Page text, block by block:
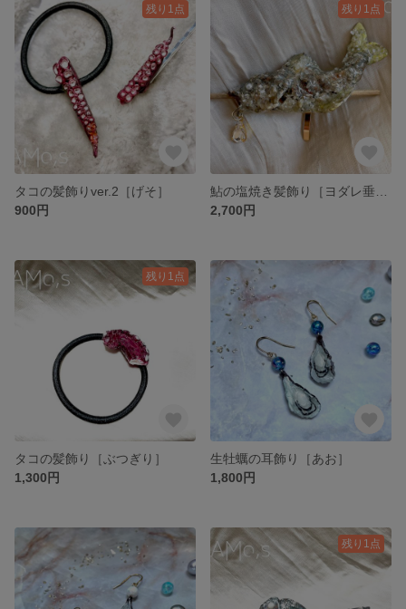
残り1点
タコの髪飾りver.2［げそ］
900円
残り1点
2,700円
残り1点
タコの髪飾り［ぶつぎり］
1,300円
生牡蠣の耳飾り［あお］
1,800円
残り1点